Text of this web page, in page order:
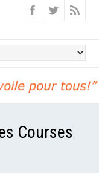
Courses